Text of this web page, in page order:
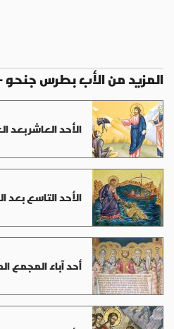
المزيد من الأب بطرس جنحو -
الأحد العاشر بعد
الأحد التاسع بعد
أحد آباء المجمع